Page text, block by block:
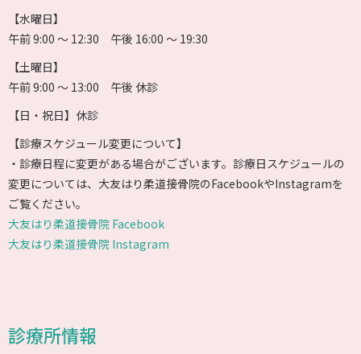
【水曜日】
午前 9:00 〜 12:30 午後 16:00 〜 19:30
【土曜日】
午前 9:00 〜 13:00 午後 休診
【日・祝日】休診
【診療スケジュール変更について】
・診療日程に変更がある場合がございます。診療日スケジュールの
変更については、大友はり柔道接骨院のFacebookやInstagramを
ご覧ください。
大友はり柔道接骨院 Facebook
大友はり柔道接骨院 Instagram
診療所情報